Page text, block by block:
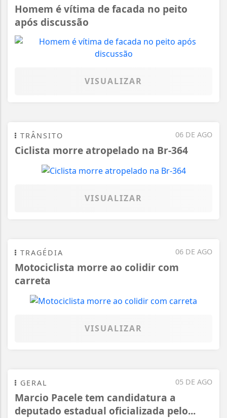
Homem é vítima de facada no peito
após discussão
VISUALIZAR
06 DE AGO
TRÂNSITO
Ciclista morre atropelado na Br-364
VISUALIZAR
06 DE AGO
TRAGÉDIA
Motociclista morre ao colidir com
carreta
VISUALIZAR
05 DE AGO
GERAL
Marcio Pacele tem candidatura a
deputado estadual oficializada pelo...